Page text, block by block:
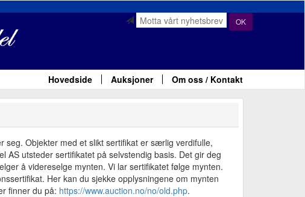
OK
Hovedside Auksjoner Om oss / Kontakt
seg. Objekter med et slikt sertifikat er særlig verdifulle,
AS utsteder sertifikatet på selvstendig basis. Det gir deg
å videreselge mynten. Vi lar sertifikatet følge mynten.
Her kan du sjekke opplysningene om mynten
finner du på: https://www.auction.no/no/old.php.